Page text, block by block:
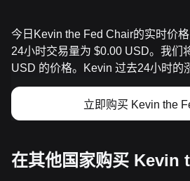
今日Kevin the Fed Chair的实时价
24小时交易量为 $0.00 USD。我们
USD 的价格。Kevin 过去24小时的
立即购买 Kevin the
在其他国家购买 Kevin